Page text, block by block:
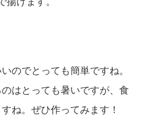
のでとっても簡単ですね。
はとっても暑いですが、食
ね。ぜひ作ってみます！